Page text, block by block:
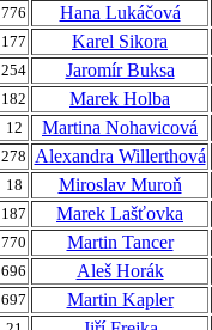
776 Hana Lukáčová
177 Karel Sikora
254 Jaromír Buksa
182 Marek Holba
12 Martina Nohavicová
278 Alexandra Willerthová
18 Miroslav Muroň
187 Marek Lašťovka
770 Martin Tancer
696 Aleš Horák
697 Martin Kapler